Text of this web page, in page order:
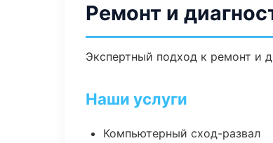
Ремонт и
Экспертный подход к ремонт и
Наши услуги
Компьютерный сход-развал